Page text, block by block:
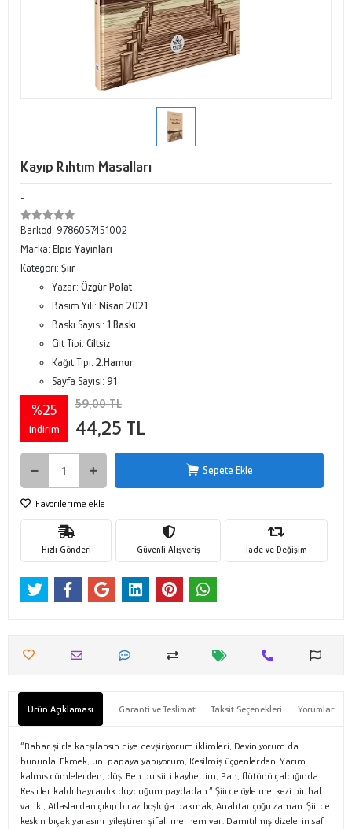
Kayıp Rıhtım Masalları
-
Barkod: 9786057451002
Marka: Elpis Yayınları
Kategori: Şiir
Yazar: Özgür Polat
Basım Yılı: Nisan 2021
Baskı Sayısı: 1.Baskı
Cilt Tipi: Ciltsiz
Kağıt Tipi: 2.Hamur
Sayfa Sayısı: 91
%25
indirim
59,00 TL
44,25 TL
Sepete Ekle
Favorilerime ekle
Hızlı Gönderi Güvenli Alışveriş İade ve Değişim
Ürün Açıklaması Garanti ve Teslimat Taksit Seçenekleri Yorumlar
“Bahar şiirle karşılansın diye devşiriyorum iklimleri, Deviniyorum da
bununla. Ekmek, un, papaya yapıyorum, Kesilmiş üçgenlerden. Yarım
kalmış cümlelerden, düş. Ben bu şiiri kaybettim, Pan, flütünü çaldığında.
Kesirler kaldı hayranlık duyduğum paydadan.” Şiirde öyle merkezi bir hal
var ki; Atlaslardan çıkıp biraz boşluğa bakmak, Anahtar çoğu zaman. Şiirde
keskin bıçak yarasını iyileştiren şifalı merhem var. Damıtılmış dizelerin saf